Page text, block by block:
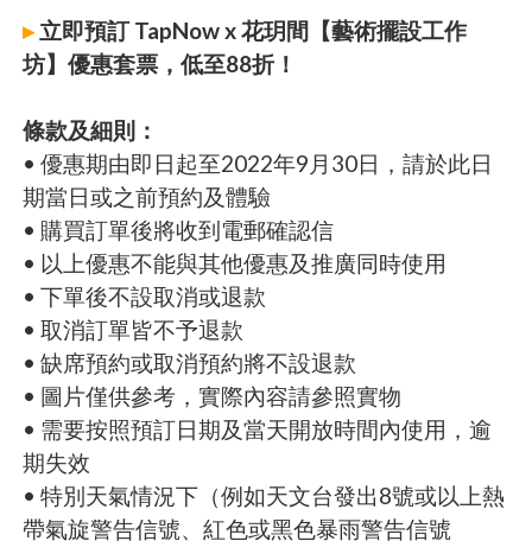
▸立即預訂 TapNow x 花玥間【藝術擺設工作
坊】優惠套票，低至88折！
條款及細則：
• 優惠期由即日起至2022年9月30日，請於此日
期當日或之前預約及體驗
• 購買訂單後將收到電郵確認信
• 以上優惠不能與其他優惠及推廣同時使用
• 下單後不設取消或退款
• 取消訂單皆不予退款
• 缺席預約或取消預約將不設退款
• 圖片僅供參考，實際內容請參照實物
• 需要按照預訂日期及當天開放時間內使用，逾
期失效
• 特別天氣情況下（例如天文台發出8號或以上熱
帶氣旋警告信號、紅色或黑色暴雨警告信號